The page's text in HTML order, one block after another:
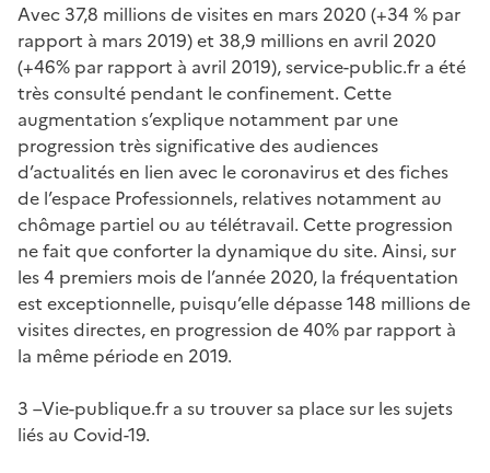
Avec 37,8 millions de visites en mars 2020 (+34 % par
rapport à mars 2019) et 38,9 millions en avril 2020
(+46% par rapport à avril 2019), service-public.fr a été
très consulté pendant le confinement. Cette
augmentation s’explique notamment par une
progression très significative des audiences
d’actualités en lien avec le coronavirus et des fiches
de l’espace Professionnels, relatives notamment au
chômage partiel ou au télétravail. Cette progression
ne fait que conforter la dynamique du site. Ainsi, sur
les 4 premiers mois de l’année 2020, la fréquentation
est exceptionnelle, puisqu’elle dépasse 148 millions de
visites directes, en progression de 40% par rapport à
la même période en 2019.
3 –Vie-publique.fr a su trouver sa place sur les sujets
liés au Covid-19.